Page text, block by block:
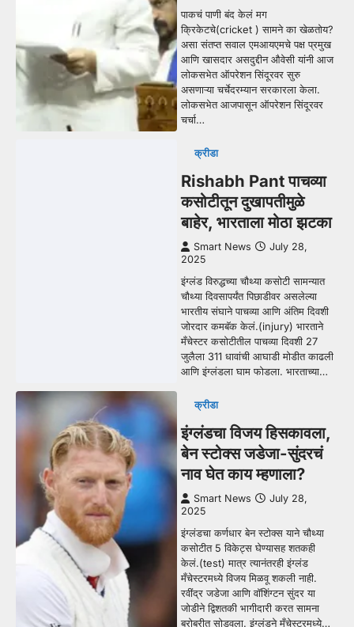
पाकचं पाणी बंद केलं मग
क्रिकेटचे(cricket ) सामने का खेळतोय?
असा संतप्त सवाल एमआयएमचे पक्ष प्रमुख
आणि खासदार असदुद्दीन औवेसी यांनी आज
लोकसभेत ऑपरेशन सिंदूरवर सुरु
असणाऱ्या चर्चेदरम्यान सरकारला केला.
लोकसभेत आजपासून ऑपरेशन सिंदूरवर
चर्चा…
क्रीडा
Rishabh Pant पाचव्या
कसोटीतून दुखापतीमुळे
बाहेर, भारताला मोठा झटका
Smart News
July 28,
2025
इंग्लंड विरुद्धच्या चौथ्या कसोटी सामन्यात
चौथ्या दिवसापर्यंत पिछाडीवर असलेल्या
भारतीय संघाने पाचव्या आणि अंतिम दिवशी
जोरदार कमबॅक केलं.(injury) भारताने
मँचेस्टर कसोटीतील पाचव्या दिवशी 27
जुलैला 311 धावांची आघाडी मोडीत काढली
आणि इंग्लंडला घाम फोडला. भारताच्या…
क्रीडा
इंग्लंडचा विजय हिसकावला,
बेन स्टोक्स जडेजा-सुंदरचं
नाव घेत काय म्हणाला?
Smart News
July 28,
2025
इंग्लंडचा कर्णधार बेन स्टोक्स याने चौथ्या
कसोटीत 5 विकेट्स घेण्यासह शतकही
केलं.(test) मात्र त्यानंतरही इंग्लंड
मँचेस्टरमध्ये विजय मिळवू शकली नाही.
रवींद्र जडेजा आणि वॉशिंग्टन सुंदर या
जोडीने द्विशतकी भागीदारी करत सामना
बरोबरीत सोडवला. इंग्लंडने मँचेस्टरमध्ये…